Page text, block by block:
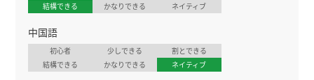
結構できる
かなりできる ネイティブ
中国語
初心者 少しできる
割とできる
結構できる
かなりできる ネイティブ